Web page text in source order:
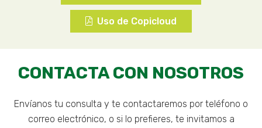
Uso de Copicloud
CONTACTA CON NOSOTROS
Envíanos tu consulta y te contactaremos por teléfono o
correo electrónico, o si lo prefieres, te invitamos a